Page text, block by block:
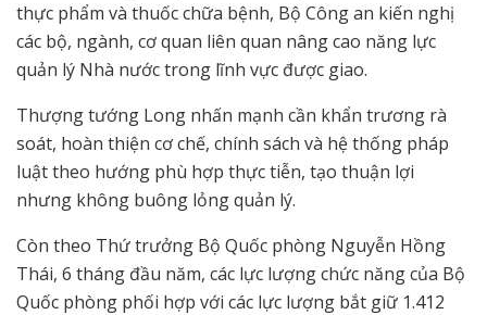
thực phẩm và thuốc chữa bệnh, Bộ Công an kiến nghị
các bộ, ngành, cơ quan liên quan nâng cao năng lực
quản lý Nhà nước trong lĩnh vực được giao.
Thượng tướng Long nhấn mạnh cần khẩn trương rà
soát, hoàn thiện cơ chế, chính sách và hệ thống pháp
luật theo hướng phù hợp thực tiễn, tạo thuận lợi
nhưng không buông lỏng quản lý.
Còn theo Thứ trưởng Bộ Quốc phòng Nguyễn Hồng
Thái, 6 tháng đầu năm, các lực lượng chức năng của Bộ
Quốc phòng phối hợp với các lực lượng bắt giữ 1.412